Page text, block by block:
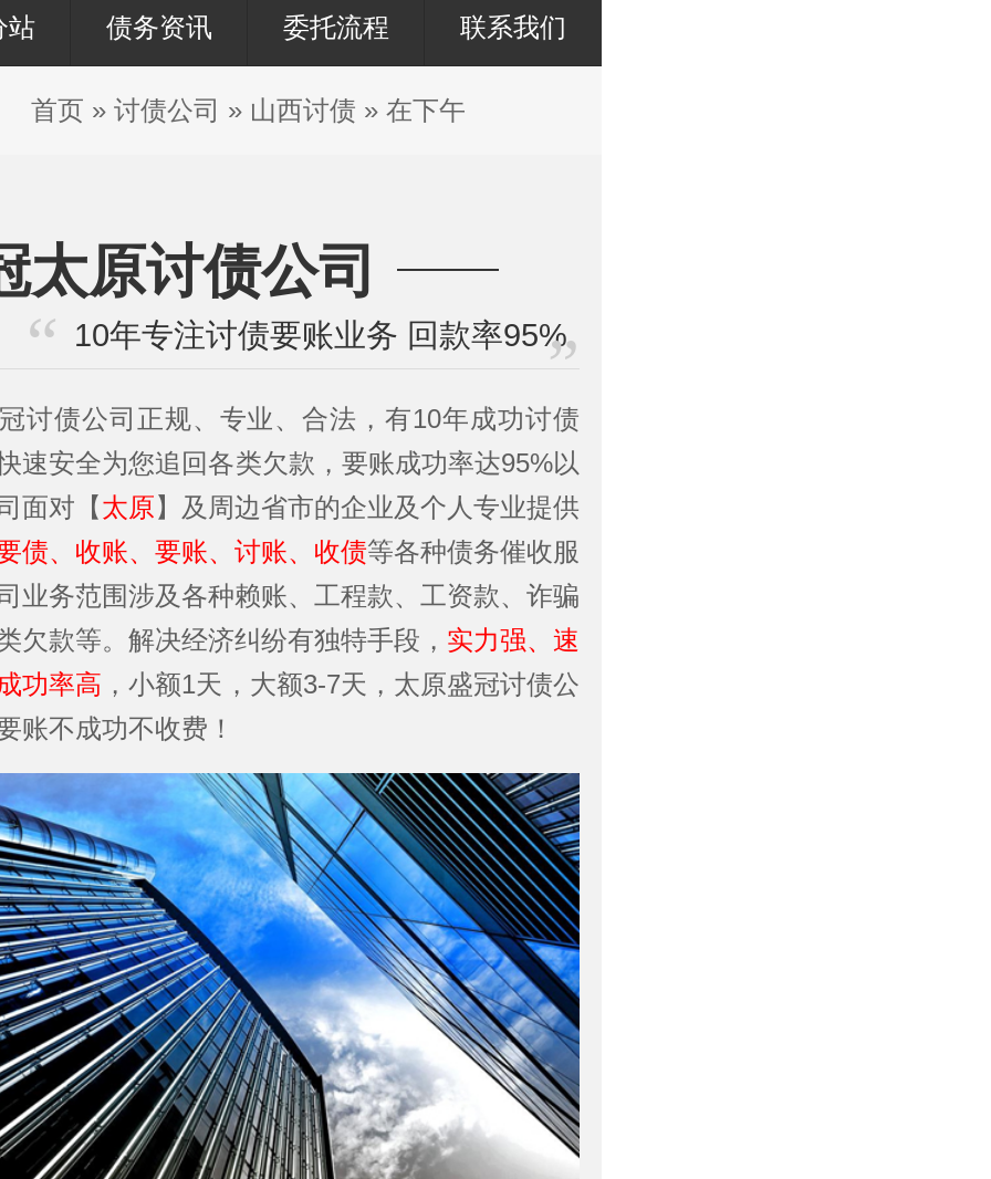
站 债务资讯 委托流程 联系我们
首页 » 讨债公司 » 山西讨债 » 在下午
太原讨债公司
10年专注讨债要账业务 回款率95%
讨债公司正规、专业、合法，有10年成功讨债
速安全为您追回各类欠款，要账成功率达95%以
面对【太原】及周边省市的企业及个人专业提供
债、收账、要账、讨账、收债等各种债务催收服
业务范围涉及各种赖账、工程款、工资款、诈骗
欠款等。解决经济纠纷有独特手段， 实力强、速
功率高 ，小额1天，大额3-7天，太原盛冠讨债公
账不成功不收费！